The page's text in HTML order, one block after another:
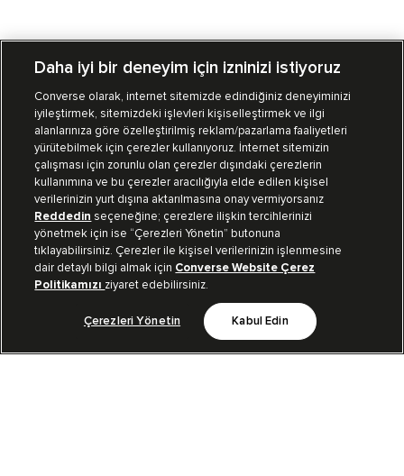
Mağazalarımız Sipariş Takibi
Müşteri İlişkileri
Koleksiyon
Kurumsal
Bizi Takip Et
Daha iyi bir deneyim için izninizi istiyoruz
Converse olarak, internet sitemizde edindiğiniz deneyiminizi
iyileştirmek, sitemizdeki işlevleri kişiselleştirmek ve ilgi
alanlarınıza göre özelleştirilmiş reklam/pazarlama faaliyetleri
yürütebilmek için çerezler kullanıyoruz. İnternet sitemizin
çalışması için zorunlu olan çerezler dışındaki çerezlerin
kullanımına ve bu çerezler aracılığıyla elde edilen kişisel
verilerinizin yurt dışına aktarılmasına onay vermiyorsanız
Reddedin seçeneğine; çerezlere ilişkin tercihlerinizi
yönetmek için ise “Çerezleri Yönetin” butonuna
tıklayabilirsiniz. Çerezler ile kişisel verilerinizin işlenmesine
dair detaylı bilgi almak için Converse Website Çerez
Politikamızı ziyaret edebilirsiniz.
Çerezleri Yönetin Kabul Edin